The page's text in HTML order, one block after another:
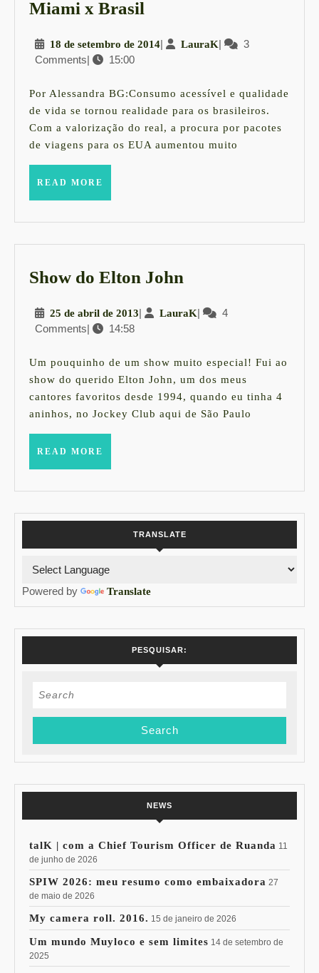
Miami x Brasil
Brasil
18 de setembro de 201418
de
2014
| LauraKLauraK
|
3
Comments| 15:00
Por Alessandra BG:Consumo acessível e qualidade
de vida se tornou realidade para os brasileiros.
Com a valorização do real, a procura por pacotes
de viagens para os EUA aumentou muito
READ MORE
Show do Elton John
Elton
25 de abril de 201325
de
2013
| LauraKLauraK
|
4
Comments| 14:58
Um pouquinho de um show muito especial! Fui ao
show do querido Elton John, um dos meus
cantores favoritos desde 1994, quando eu tinha 4
aninhos, no Jockey Club aqui de São Paulo
READ MORE
TRANSLATE
Powered by Translate
PESQUISAR:
Search
NEWS
talK | com a Chief Tourism Officer de Ruanda 11
de junho de 2026
SPIW 2026: meu resumo como embaixadora 27
de maio de 2026
My camera roll. 2016. 15 de janeiro de 2026
Um mundo Muyloco e sem limites 14 de setembro de
2025